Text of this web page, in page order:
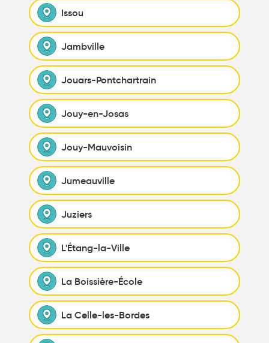
Issou
Jambville
Jouars-Pontchartrain
Jouy-en-Josas
Jouy-Mauvoisin
Jumeauville
Juziers
L'Étang-la-Ville
La Boissière-École
La Celle-les-Bordes